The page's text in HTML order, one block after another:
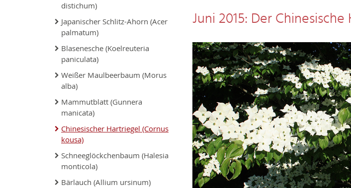
distichum)
Japanischer Schlitz-Ahorn (Acer
palmatum)
Blasenesche (Koelreuteria
paniculata)
Weißer Maulbeerbaum (Morus
alba)
Mammutblatt (Gunnera
manicata)
Chinesischer Hartriegel (Cornus
kousa)
Schneeglöckchenbaum (Halesia
monticola)
Bärlauch (Allium ursinum)
Juni 2015: Der